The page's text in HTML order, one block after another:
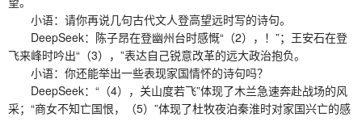
小语：请你再说几句古代文人登高望远时写的诗句。
DeepSeek：陈子昂在登幽州台时感慨“（2），！”；王安石在登
飞来峰时吟出“（3），”表达自己锐意改革的远大政治抱负。
小语：你还能举出一些表现家国情怀的诗句吗？
DeepSeek：“（4），关山度若飞”体现了木兰急速奔赴战场的风
采；“商女不知亡国恨，（5）”体现了杜牧夜泊秦淮时对家国兴亡的感